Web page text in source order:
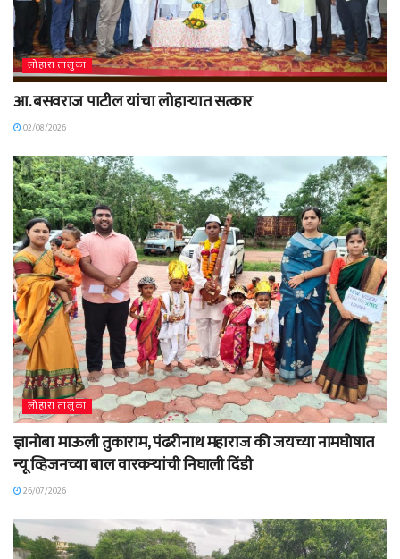
लोहारा तालुका
आ. बसवराज पाटील यांचा लोहाऱ्यात सत्कार
02/08/2026
लोहारा तालुका
ज्ञानोबा माऊली तुकाराम, पंढरीनाथ महाराज की जयच्या नामघोषात
न्यू व्हिजनच्या बाल वारकऱ्यांची निघाली दिंडी
26/07/2026